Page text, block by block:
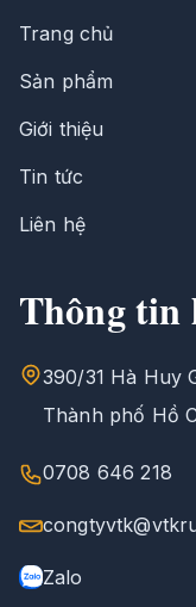
Trang chủ
Sản phẩm
Giới thiệu
Tin tức
Liên hệ
Thông tin
390/31 Hà Huy
Thành phố Hồ
0708 646 218
Zalo